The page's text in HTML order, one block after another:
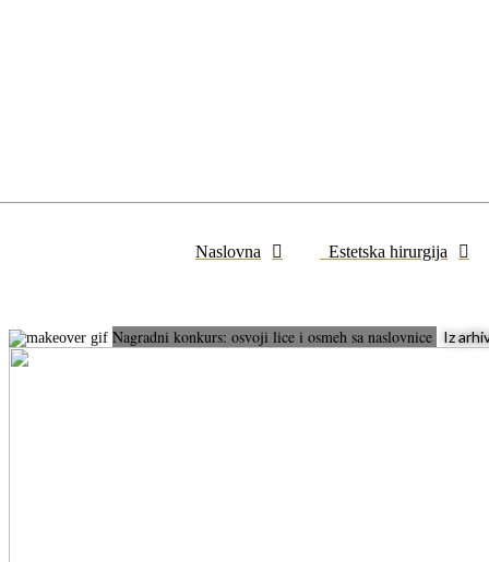
Naslovna Estetska hirurgija
Nagradni konkurs: osvoji lice i osmeh sa naslovnice Iz